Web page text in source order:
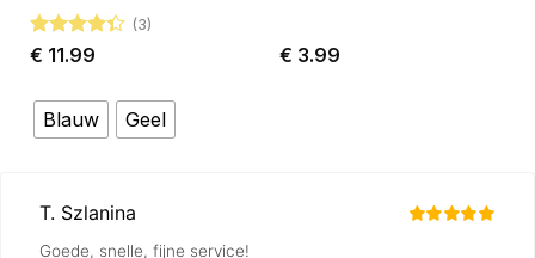
Gewaardeerd
(3)
€ 11.99
Blauw Geel
€ 3.99